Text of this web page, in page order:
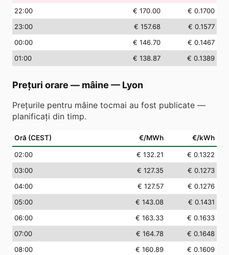
22:00 € 170.00
€ 0.1700
23:00 € 157.68
€ 0.1577
00:00 € 146.70
€ 0.1467
01:00 € 138.87 € 0.1389
Prețuri orare — mâine — Lyon
Prețurile pentru mâine tocmai au fost publicate —
planificați din timp.
Oră (CEST) €/MWh €/kWh
02:00 € 132.21
€ 0.1322
03:00 € 127.35
€ 0.1273
04:00 € 127.57
€ 0.1276
05:00 € 143.08
€ 0.1431
06:00 € 163.33
€ 0.1633
07:00 € 164.78
€ 0.1648
08:00 € 160.89
€ 0.1609